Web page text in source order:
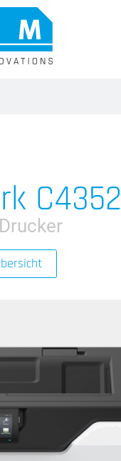
C4352
Drucker